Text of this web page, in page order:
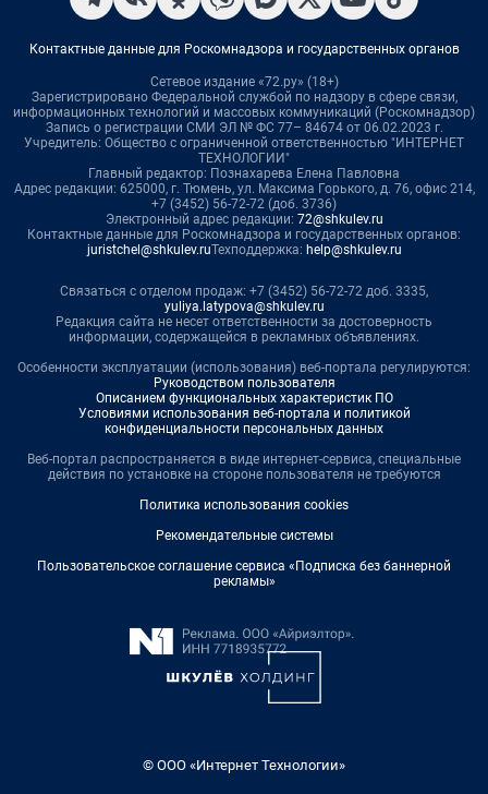
Контактные данные для Роскомнадзора и государственных органов
Сетевое издание «72.ру» (18+)
Зарегистрировано Федеральной службой по надзору в сфере связи,
информационных технологий и массовых коммуникаций (Роскомнадзор)
Запись о регистрации СМИ ЭЛ № ФС 77– 84674 от 06.02.2023 г.
Учредитель: Общество с ограниченной ответственностью "ИНТЕРНЕТ
ТЕХНОЛОГИИ"
Главный редактор: Познахарева Елена Павловна
Адрес редакции: 625000, г. Тюмень, ул. Максима Горького, д. 76, офис 214,
+7 (3452) 56-72-72 (доб. 3736)
Электронный адрес редакции: 72@shkulev.ru
Контактные данные для Роскомнадзора и государственных органов:
juristchel@shkulev.ruТехподдержка: help@shkulev.ru
Связаться с отделом продаж: +7 (3452) 56-72-72 доб. 3335,
yuliya.latypova@shkulev.ru
Редакция сайта не несет ответственности за достоверность
информации, содержащейся в рекламных объявлениях.
Особенности эксплуатации (использования) веб-портала регулируются:
Руководством пользователя
Описанием функциональных характеристик ПО
Условиями использования веб-портала и политикой
конфиденциальности персональных данных
Веб-портал распространяется в виде интернет-сервиса, специальные
действия по установке на стороне пользователя не требуются
Политика использования cookies
Рекомендательные системы
Пользовательское соглашение сервиса «Подписка без баннерной
рекламы»
© ООО «Интернет Технологии»